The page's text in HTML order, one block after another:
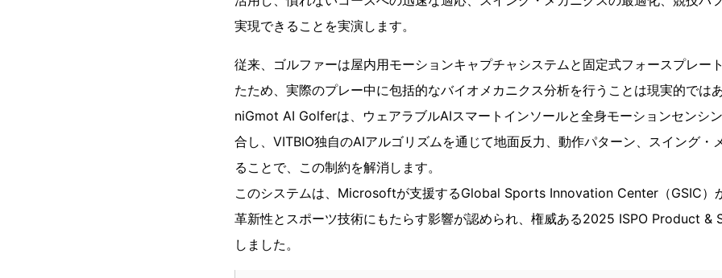
実現できることを実演します。
従来、ゴルファーは屋内用モーションキャプチャシステムと固定式フォースプレー
たため、実際のプレー中に包括的なバイオメカニクス分析を行うことは現実的では
niGmot AI Golferは、ウェアラブルAIスマートインソールと全身モーションセンシ
合し、VITBIO独自のAIアルゴリズムを通じて地面反力、動作パターン、スイング・
ることで、この制約を解消します。
このシステムは、Microsoftが支援するGlobal Sports Innovation Center（GSIC）
革新性とスポーツ技術にもたらす影響が認められ、権威ある2025 ISPO Product &
しました。